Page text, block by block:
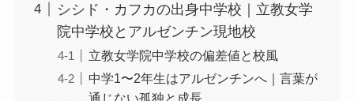
シシド・カフカの出身中学校｜立教女学
院中学校とアルゼンチン現地校
立教女学院中学校の偏差値と校風
中学1〜2年生はアルゼンチンへ｜言葉が
通じない孤独と成長